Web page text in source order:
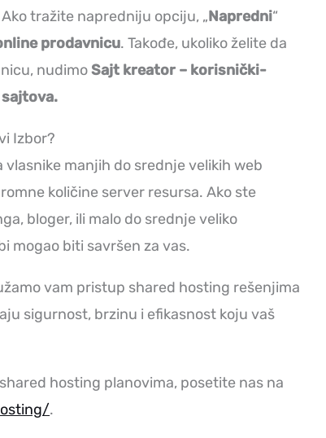
Ako tražite napredniju opciju, „Napredni“
prodavnicu. Takođe, ukoliko želite da
nudimoSajt kreator – korisnički-
Izbor?
vlasnike manjih do srednje velikih web
količine server resursa. Ako ste
bloger, ili malo do srednje veliko
mogao biti savršen za vas.
vam pristup shared hosting rešenjima
sigurnost, brzinu i efikasnost koju vaš
hosting planovima, posetite nas na
.